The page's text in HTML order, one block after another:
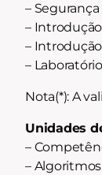
– Segurança
–
–
–
Nota(*): A
Unidades
–
– Algoritmos